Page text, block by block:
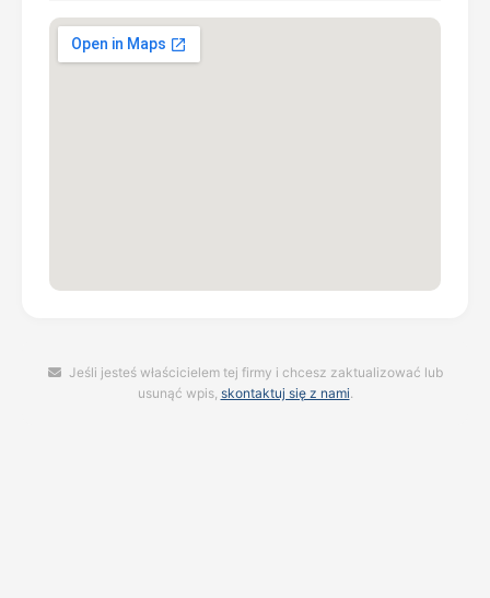
Jeśli jesteś właścicielem tej firmy i chcesz zaktualizować lub
usunąć wpis, skontaktuj się z nami.